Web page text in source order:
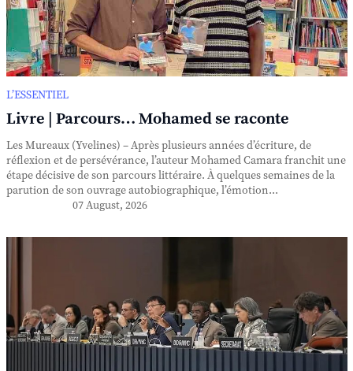
L’ESSENTIEL
Livre | Parcours… Mohamed se raconte
Les Mureaux (Yvelines) – Après plusieurs années d’écriture, de
réflexion et de persévérance, l’auteur Mohamed Camara franchit une
étape décisive de son parcours littéraire. À quelques semaines de la
parution de son ouvrage autobiographique, l’émotion...
07 August, 2026